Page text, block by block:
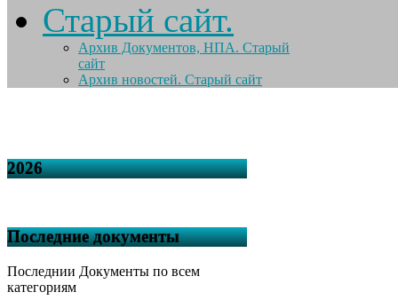
Старый сайт.
Архив Документов, НПА. Старый
сайт
Архив новостей. Старый сайт
2026
Последние документы
Последнии Документы по всем
категориям